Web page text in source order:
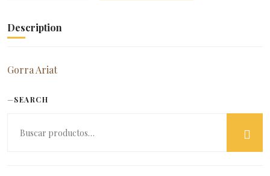
Description
Gorra Ariat
SEARCH